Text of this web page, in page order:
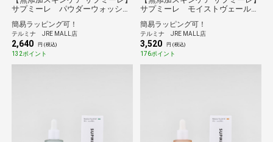
サプミーレ パウダーウォッシ
簡易ラッピング可！
テルミナ JRE MALL店
2,640 円 (税込)
132ポイント
サプミーレ モイストヴェールク
簡易ラッピング可！
テルミナ JRE MALL店
3,520 円 (税込)
176ポイント